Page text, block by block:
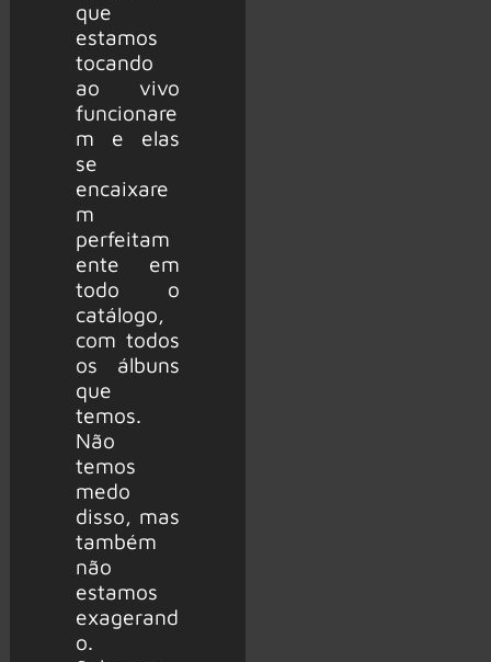
que
estamos
tocando
ao vivo
funcionare
m e elas
se
encaixare
m
perfeitam
ente em
todo o
catálogo,
com todos
os álbuns
que
temos.
Não
temos
medo
disso, mas
também
não
estamos
exagerand
o.